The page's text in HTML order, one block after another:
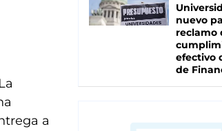
a
nuevo
reclamo
efectivo
de